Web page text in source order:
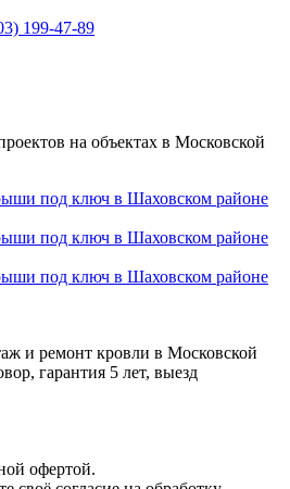
199-47-89
на объектах в Московской
и ремонт кровли в Московской
гарантия 5 лет, выезд
офертой.